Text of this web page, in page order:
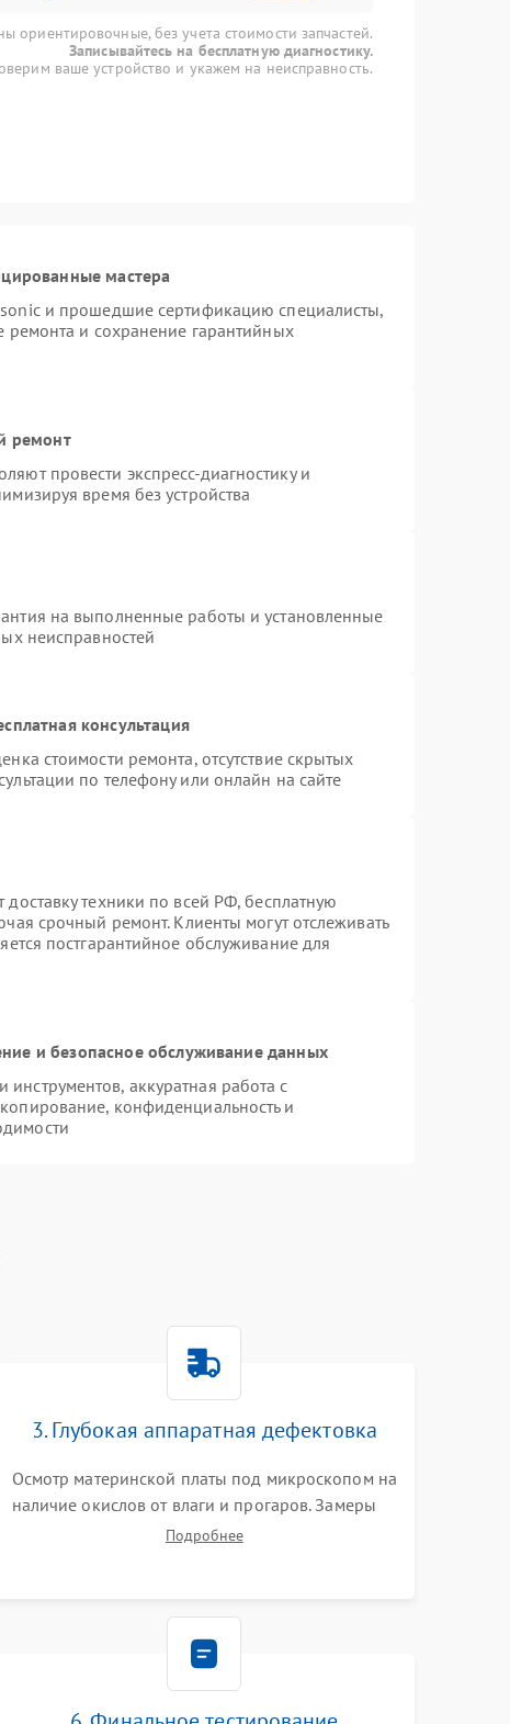
ориентировочные, без учета стоимости запчастей.
Записывайтесь на бесплатную диагностику.
ваше устройство и укажем на неисправность.
мастера
и прошедшие сертификацию специалисты,
ремонта и сохранение гарантийных
ремонт
провести экспресс-диагностику и
время без устройства
на выполненные работы и установленные
неисправностей
консультация
стоимости ремонта, отсутствие скрытых
по телефону или онлайн на сайте
техники по всей РФ, бесплатную
срочный ремонт. Клиенты могут отслеживать
постгарантийное обслуживание для
и безопасное обслуживание данных
аккуратная работа с
конфиденциальность и
3. Глубокая аппаратная дефектовка
Осмотр материнской платы под микроскопом на
наличие окислов от влаги и прогаров. Замеры
сопротивлений и дежурных напряжений.
Подробнее